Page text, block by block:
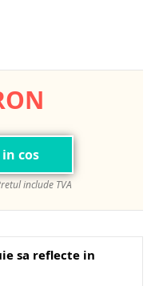
cos
include TVA
sa reflecte in